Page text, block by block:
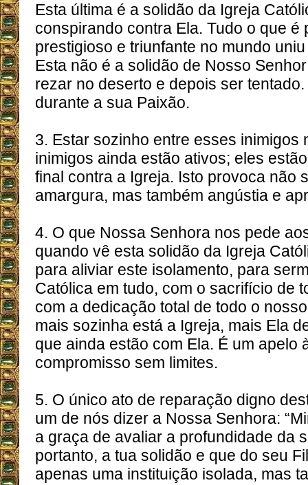
Esta última é a solidão da Igreja
conspirando contra Ela. Tudo o que é
prestigioso e triunfante no mundo
Esta não é a solidão de Nosso
rezar no deserto e depois ser
durante a sua Paixão.
3. Estar sozinho entre esses inimigos
inimigos ainda estão ativos; eles
final contra a Igreja. Isto provoca não
amargura, mas também angústia e
4. O que Nossa Senhora nos pede
quando vê esta solidão da Igreja
para aliviar este isolamento, para
Católica em tudo, com o sacrifício de
com a dedicação total de todo o
mais sozinha está a Igreja, mais Ela
que ainda estão com Ela. É um apelo
compromisso sem limites.
5. O único ato de reparação digno
um de nós dizer a Nossa Senhora:
a graça de avaliar a profundidade da
portanto, a tua solidão e que do seu
apenas uma instituição isolada, mas